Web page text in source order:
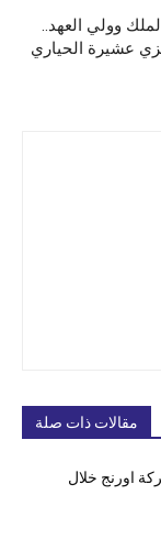
وولي العهد..
عشيرة الحياري
مقالات ذات صلة
اورنج خلال